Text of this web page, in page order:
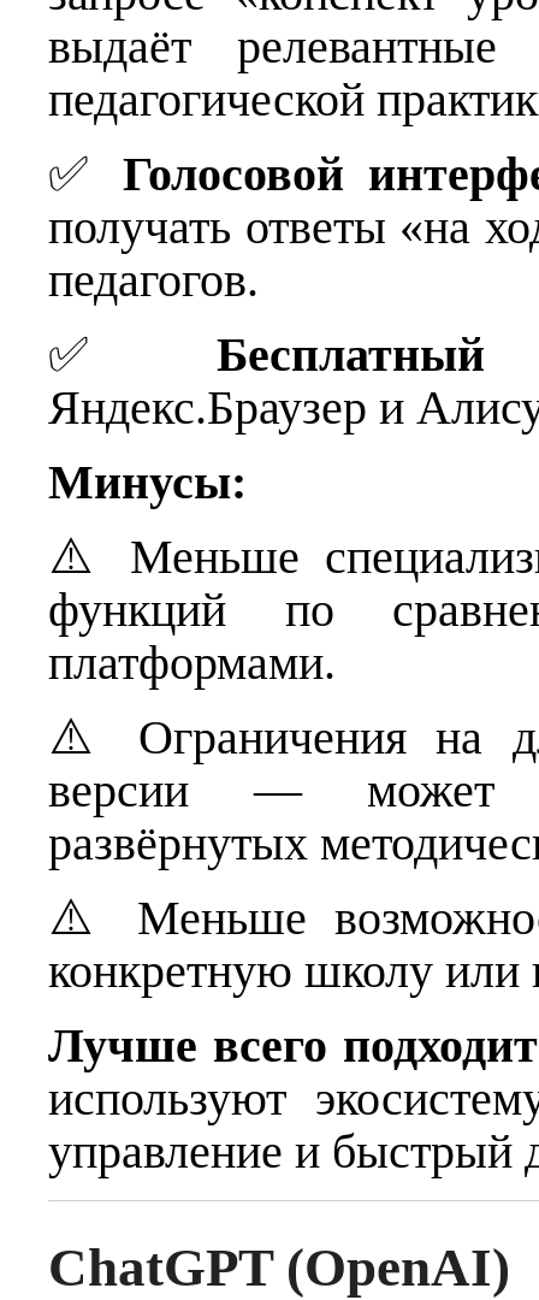
выдаёт
педагогической
✅Голосовой
получать ответы «на
педагогов.
✅
Яндекс.Браузер и
Минусы:
⚠️ Меньше
функций по
платформами.
⚠️ Ограничения на
версии — может
развёрнутых
⚠️ Меньше
конкретную школу или
Лучше всего
используют
управление и быстрый
ChatGPT (OpenAI)